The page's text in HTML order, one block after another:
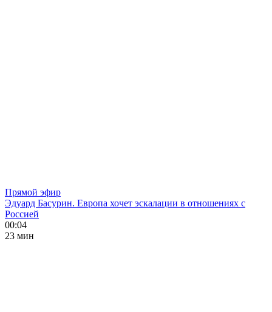
Прямой эфир
Эдуард Басурин. Европа хочет эскалации в отношениях с
Россией
00:04
23 мин